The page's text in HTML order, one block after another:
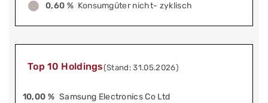
0,60 % Konsumgüter nicht- zyklisch
Top 10 Holdings(Stand: 31.05.2026)
10,00 % Samsung Electronics Co Ltd